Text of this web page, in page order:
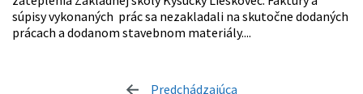
súpisy vykonaných prác sa nezakladali na skutočne dodaných
prácach a dodanom stavebnom materiály....
Predchádzajúca